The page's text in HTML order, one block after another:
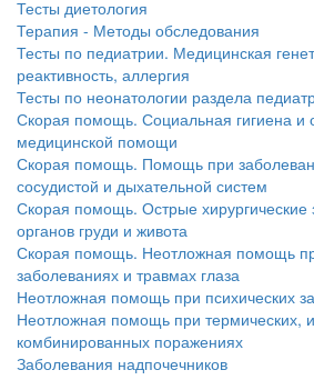
Тесты диетология
Терапия - Методы обследования
Тесты по педиатрии. Медицинская
реактивность, аллергия
Тесты по неонатологии раздела
Скорая помощь. Социальная гигиена и
медицинской помощи
Скорая помощь. Помощь при
сосудистой и дыхательной систем
Скорая помощь. Острые хирургические
органов груди и живота
Скорая помощь. Неотложная помощь
заболеваниях и травмах глаза
Неотложная помощь при психических
Неотложная помощь при термических,
комбинированных поражениях
Заболевания надпочечников